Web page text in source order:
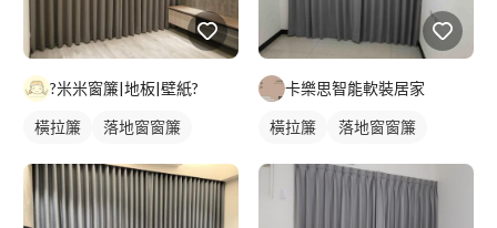
?米米窗簾|地板|壁紙?
橫拉簾 落地窗窗簾
卡樂思智能軟裝居家
橫拉簾 落地窗窗簾